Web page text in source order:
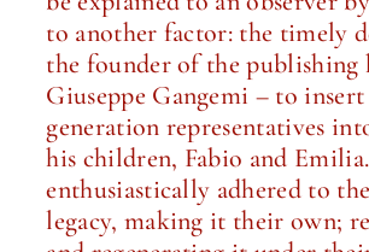
to another factor: the timely
the founder of the publishing
Giuseppe Gangemi – to
generation representatives
his children, Fabio and
enthusiastically adhered to
legacy, making it their own;